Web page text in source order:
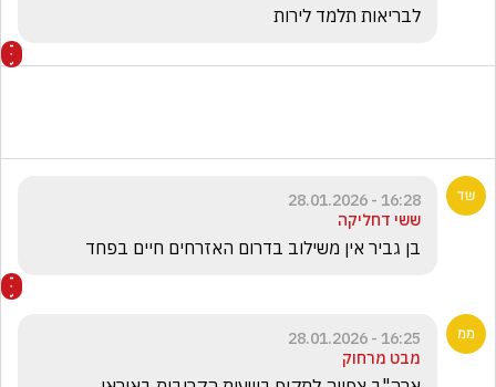
לבריאות תלמד לירות
16:28 - 28.01.2026
ששי דחליקה
בן גביר אין משילוב בדרום האזרחים חיים בפחד
16:25 - 28.01.2026
מבט מרחוק